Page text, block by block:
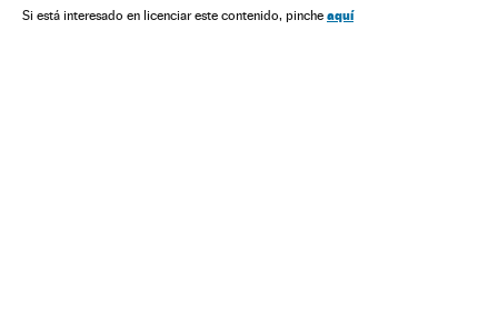
América do Sul América Latina Competições
Si está interesado en licenciar este contenido, pinche aquí